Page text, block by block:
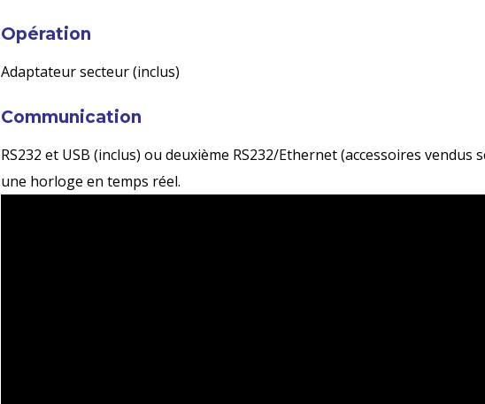
Opération
Adaptateur secteur (inclus)
Communication
RS232 et USB (inclus) ou deuxième RS232/Ethernet (accessoires vendus
une horloge en temps réel.